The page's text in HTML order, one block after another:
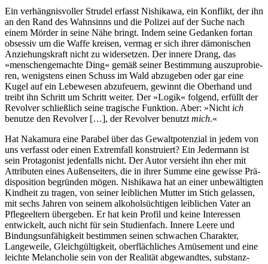
Ein verhängnisvoller Strudel erfasst Nishi­kawa, ein Konflikt, der ihn
an den Rand des Wahnsinns und die Polizei auf der Suche nach
einem Mörder in seine Nähe bringt. Indem seine Gedanken fortan
obsessiv um die Waffe kreisen, vermag er sich ihrer dämoni­schen
An­ziehungs­kraft nicht zu wider­setzen. Der innere Drang, das
»menschen­gemachte Ding« gemäß seiner Bestimmung auszu­probie­
ren, wenigstens einen Schuss im Wald abzugeben oder gar eine
Kugel auf ein Lebewesen abzu­feuern, gewinnt die Oberhand und
treibt ihn Schritt um Schritt weiter. Der »Logik« folgend, erfüllt der
Revolver schließ­lich seine tragische Funktion. Aber: »Nicht ich
benutze den Revolver […], der Revolver benutzt mich.«
Hat Nakamura eine Parabel über das Gewalt­poten­zial in jedem von
uns verfasst oder einen Extremfall kon­struiert? Ein Jeder­mann ist
sein Prota­gonist jeden­falls nicht. Der Autor versieht ihn eher mit
Attributen eines Außen­seiters, die in ihrer Summe eine gewisse Prä­
disposi­tion begründen mögen. Nishi­kawa hat an einer unbe­wältig­ten
Kindheit zu tragen, von seiner leiblichen Mutter im Stich gelassen,
mit sechs Jahren von seinem alkohol­süchti­gen leiblichen Vater an
Pflege­eltern übergeben. Er hat kein Profil und keine Interessen
entwickelt, auch nicht für sein Studien­fach. Innere Leere und
Bindungs­unfähig­keit bestimmen seinen schwachen Charakter,
Lange­weile, Gleich­gültig­keit, ober­fläch­liches Amüse­ment und eine
leichte Melan­cholie sein von der Realität abge­wandtes, substanz­